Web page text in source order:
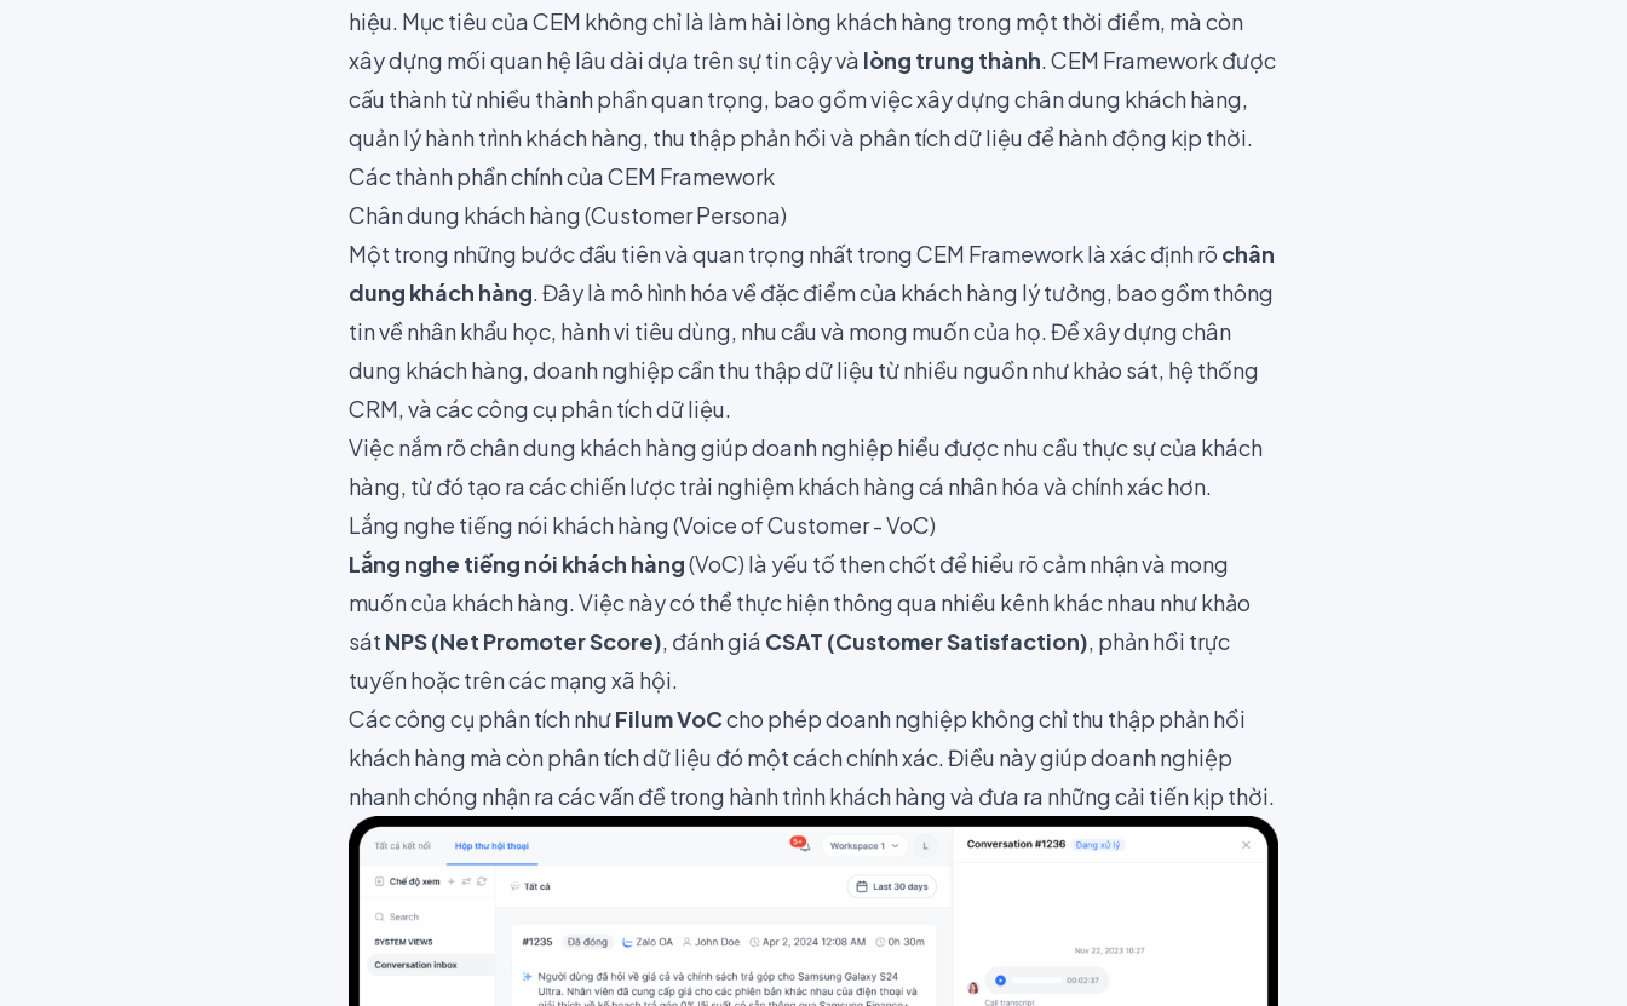
hiệu. Mục tiêu của CEM không chỉ là làm hài lòng khách hàng trong một thời điểm, mà còn
xây dựng mối quan hệ lâu dài dựa trên sự tin cậy và lòng trung thành. CEM Framework được
cấu thành từ nhiều thành phần quan trọng, bao gồm việc xây dựng chân dung khách hàng,
quản lý hành trình khách hàng, thu thập phản hồi và phân tích dữ liệu để hành động kịp thời.
Các thành phần chính của CEM Framework
Chân dung khách hàng (Customer Persona)
Một trong những bước đầu tiên và quan trọng nhất trong CEM Framework là xác định rõ chân
dung khách hàng. Đây là mô hình hóa về đặc điểm của khách hàng lý tưởng, bao gồm thông
tin về nhân khẩu học, hành vi tiêu dùng, nhu cầu và mong muốn của họ. Để xây dựng chân
dung khách hàng, doanh nghiệp cần thu thập dữ liệu từ nhiều nguồn như khảo sát, hệ thống
CRM, và các công cụ phân tích dữ liệu.
Việc nắm rõ chân dung khách hàng giúp doanh nghiệp hiểu được nhu cầu thực sự của khách
hàng, từ đó tạo ra các chiến lược trải nghiệm khách hàng cá nhân hóa và chính xác hơn.
Lắng nghe tiếng nói khách hàng (Voice of Customer - VoC)
Lắng nghe tiếng nói khách hàng(VoC) là yếu tố then chốt để hiểu rõ cảm nhận và mong
muốn của khách hàng. Việc này có thể thực hiện thông qua nhiều kênh khác nhau như khảo
sát NPS (Net Promoter Score), đánh giá CSAT (Customer Satisfaction), phản hồi trực
tuyến hoặc trên các mạng xã hội.
Các công cụ phân tích nhưFilum VoCcho phép doanh nghiệp không chỉ thu thập phản hồi
khách hàng mà còn phân tích dữ liệu đó một cách chính xác. Điều này giúp doanh nghiệp
nhanh chóng nhận ra các vấn đề trong hành trình khách hàng và đưa ra những cải tiến kịp thời​.